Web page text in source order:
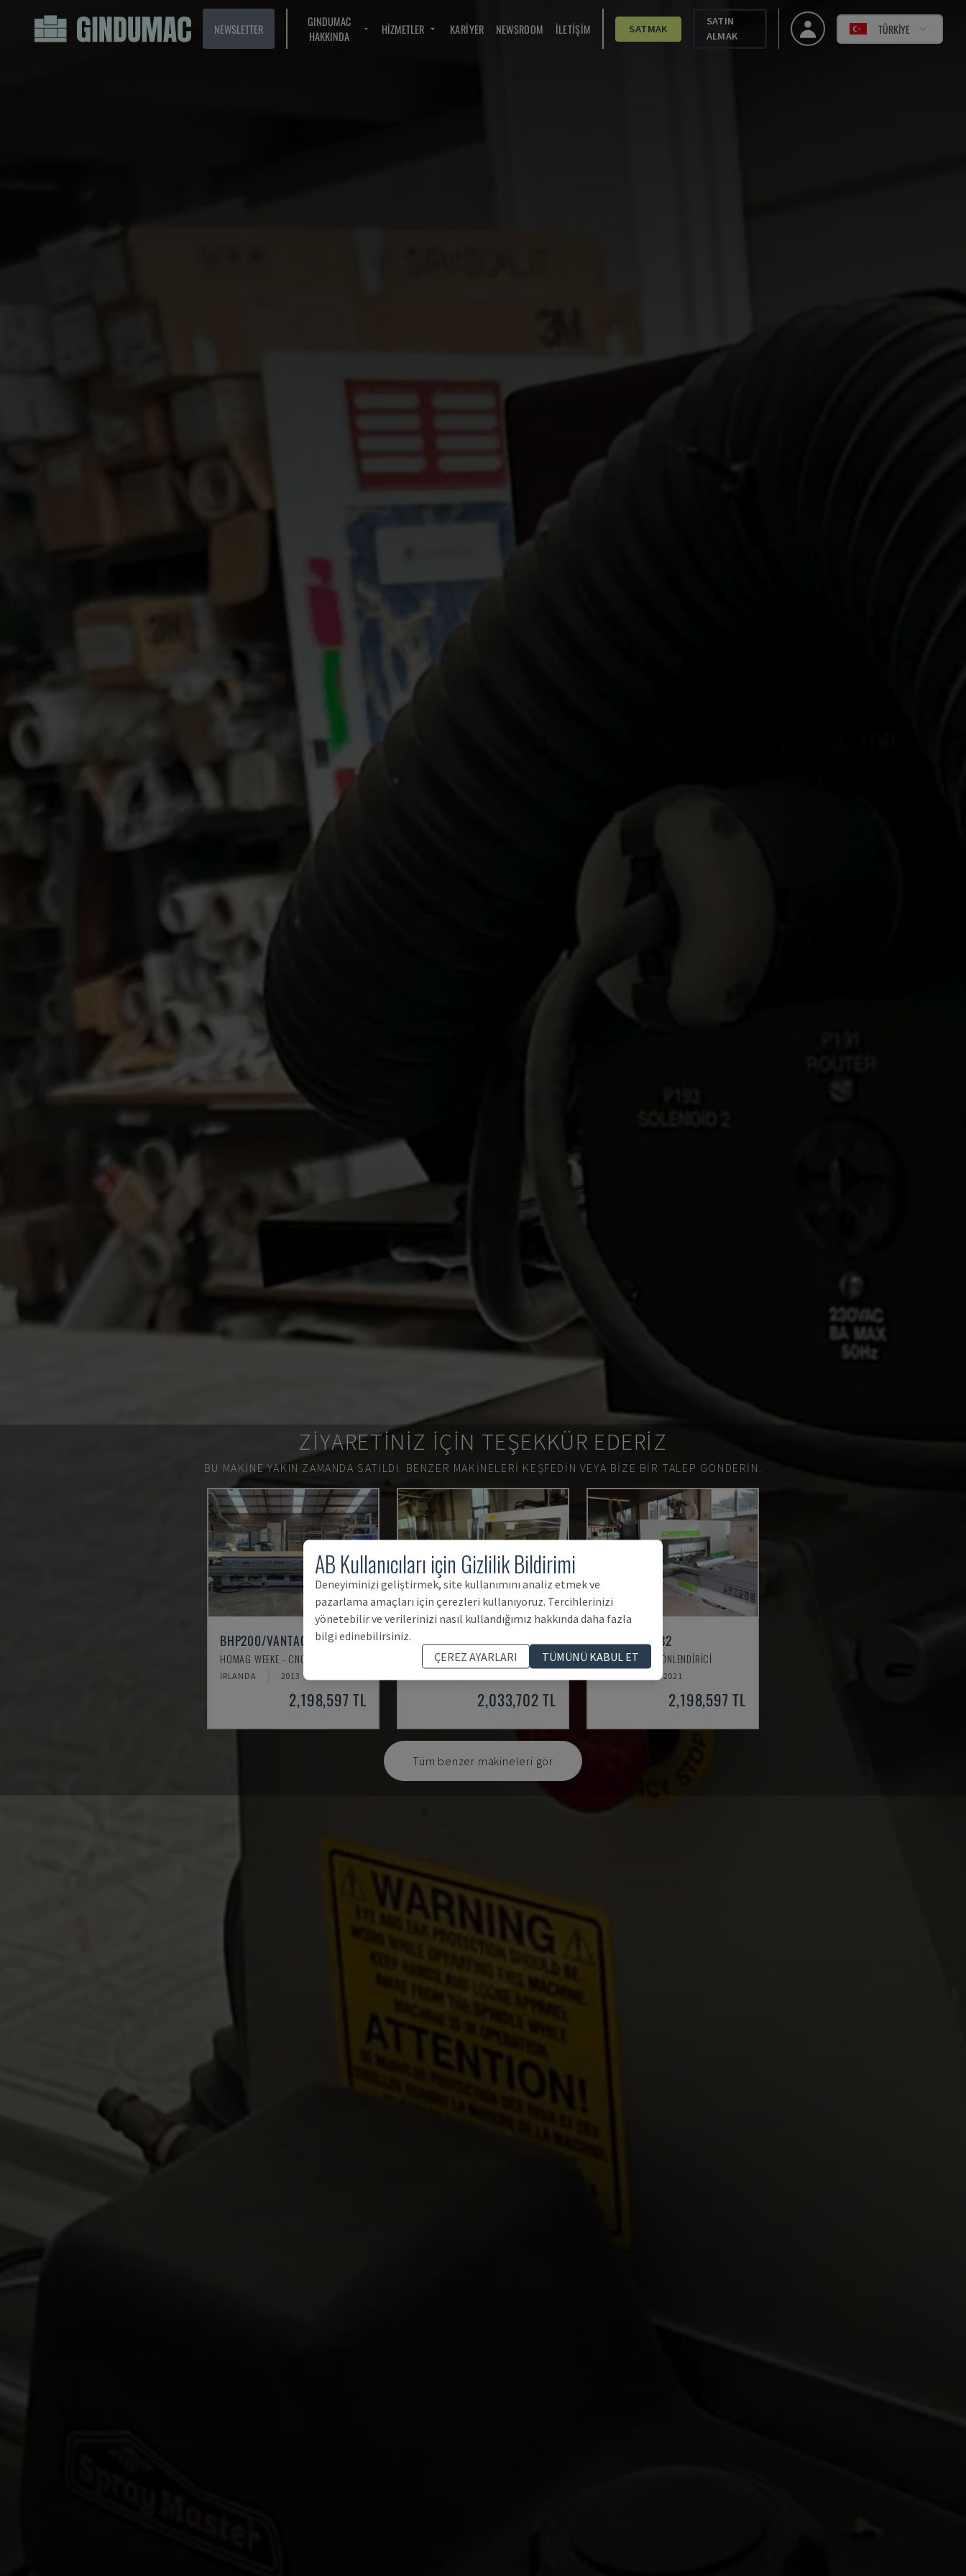
NEWSLETTER
GINDUMAC
HAKKINDA
HIZMETLER KARIYER NEWSROOM İLETIŞIM SATMAK
SATIN
ALMAK
TÜRKIYE
ZIYARETINIZ IÇIN TEŞEKKÜR EDERIZ
BU MAKINE YAKIN ZAMANDA SATILDI. BENZER MAKINELERI KEŞFEDIN VEYA BIZE BIR TALEP GÖNDERIN.
BHP200/VANTAGE714
HOMAG WEEKE - CNC YÖNLENDIRICI
İRLANDA 2013
2,198,597 TL
ROVER C 9.65
BIESSE - CNC YÖNLENDIRICI
2,033,702 TL
ROVER A 1232
BIESSE - CNC YÖNLENDIRICI
2021
2,198,597 TL
Tüm benzer makineleri gör
AB Kullanıcıları için Gizlilik Bildirimi
Deneyiminizi geliştirmek, site kullanımını analiz etmek ve
pazarlama amaçları için çerezleri kullanıyoruz. Tercihlerinizi
yönetebilir ve verilerinizi nasıl kullandığımız hakkında daha fazla
bilgi edinebilirsiniz.
ÇEREZ AYARLARI
TÜMÜNÜ KABUL ET